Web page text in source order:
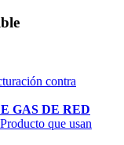
contra
GAS DE RED
que usan